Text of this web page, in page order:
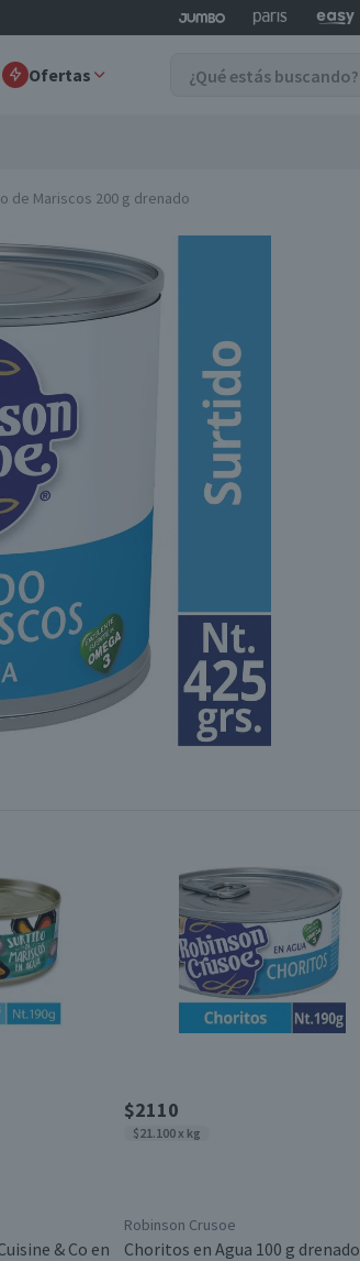
Ofertas
de Mariscos 200 g drenado
& Co en
$2110
$21.100 x kg
Robinson Crusoe
Choritos en Agua 100 g drenado